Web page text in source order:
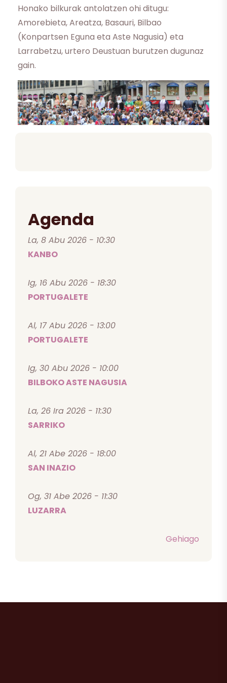
Honako bilkurak antolatzen ohi ditugu:
Amorebieta, Areatza, Basauri, Bilbao
(Konpartsen Eguna eta Aste Nagusia) eta
Larrabetzu, urtero Deustuan burutzen dugunaz
gain.
Agenda
La, 8 Abu 2026 - 10:30
KANBO
Ig, 16 Abu 2026 - 18:30
PORTUGALETE
Al, 17 Abu 2026 - 13:00
PORTUGALETE
Ig, 30 Abu 2026 - 10:00
BILBOKO ASTE NAGUSIA
La, 26 Ira 2026 - 11:30
SARRIKO
Al, 21 Abe 2026 - 18:00
SAN INAZIO
Og, 31 Abe 2026 - 11:30
LUZARRA
Gehiago